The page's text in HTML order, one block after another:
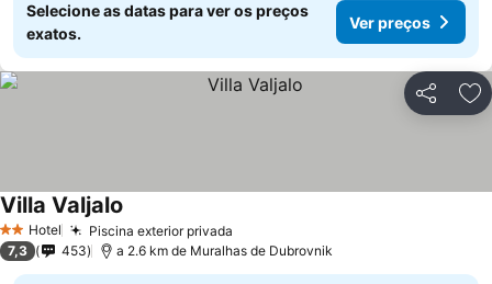
Selecione as datas para ver os preços
exatos.
Ver preços
Partilhar
2 Estrelas
Hotel Piscina exterior privada
Villa Valjalo
7,3 453 a 2.6 km de Muralhas de Dubrovnik